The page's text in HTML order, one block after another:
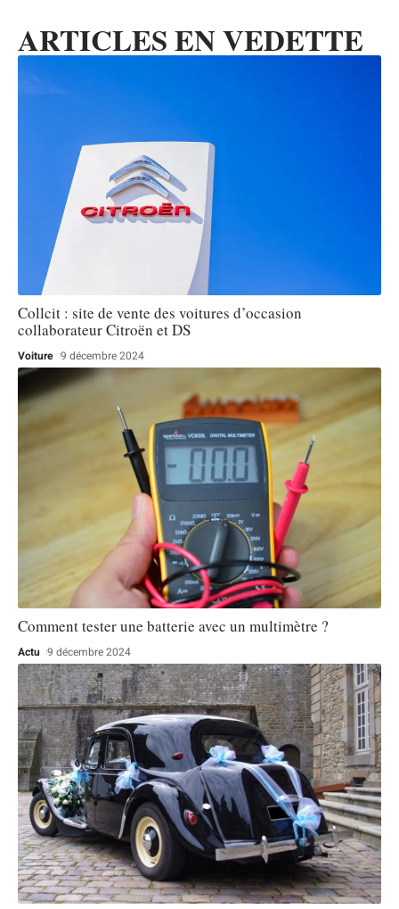
ARTICLES EN VEDETTE
Collcit : site de vente des voitures d’occasion
collaborateur Citroën et DS
Voiture 9 décembre 2024
Comment tester une batterie avec un multimètre ?
Actu 9 décembre 2024